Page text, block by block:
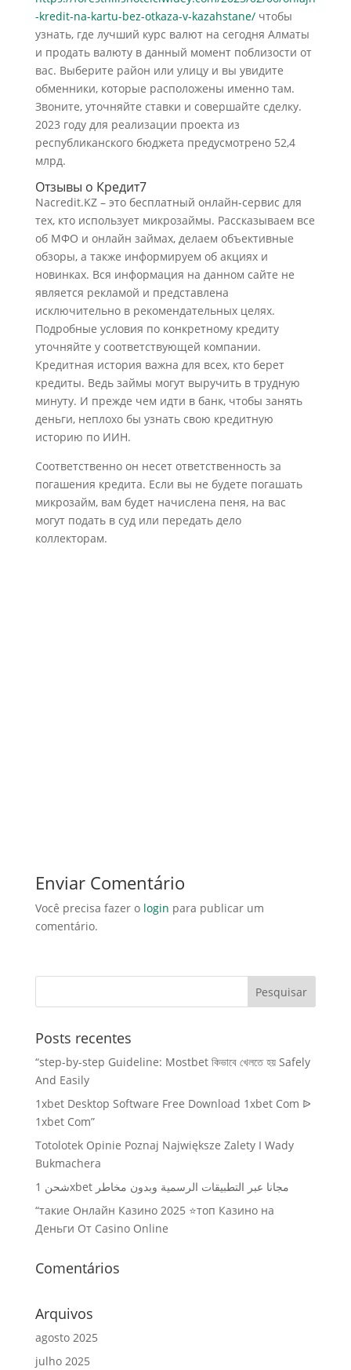
-kredit-na-kartu-bez-otkaza-v-kazahstane/чтобы
узнать, где лучший курс валют на сегодня Алматы
и продать валюту в данный момент поблизости от
вас. Выберите район или улицу и вы увидите
обменники, которые расположены именно там.
Звоните, уточняйте ставки и совершайте сделку.
2023 году для реализации проекта из
республиканского бюджета предусмотрено 52,4
млрд.
Отзывы о Кредит7
Nacredit.KZ – это бесплатный онлайн-сервис для
тех, кто использует микрозаймы. Рассказываем все
об МФО и онлайн займах, делаем объективные
обзоры, а также информируем об акциях и
новинках. Вся информация на данном сайте не
является рекламой и представлена
исключительно в рекомендательных целях.
Подробные условия по конкретному кредиту
уточняйте у соответствующей компании.
Кредитная история важна для всех, кто берет
кредиты. Ведь займы могут выручить в трудную
минуту. И прежде чем идти в банк, чтобы занять
деньги, неплохо бы узнать свою кредитную
историю по ИИН.
Соответственно он несет ответственность за
погашения кредита. Если вы не будете погашать
микрозайм, вам будет начислена пеня, на вас
могут подать в суд или передать дело
коллекторам.
Enviar Comentário
Você precisa fazer o login para publicar um
comentário.
Posts recentes
“step-by-step Guideline: Mostbet কিভাবে খেলতে হয় Safely
And Easily
1xbet Desktop Software Free Download 1xbet Com ᐉ
1xbet Com”
Totolotek Opinie Poznaj Największe Zalety I Wady
Bukmachera
شحن 1xbet مجانا عبر التطبيقات الرسمية وبدون مخاطر
“такие Онлайн Казино 2025 ⭐топ Казино на
Деньги От Casino Online
Comentários
Arquivos
agosto 2025
julho 2025